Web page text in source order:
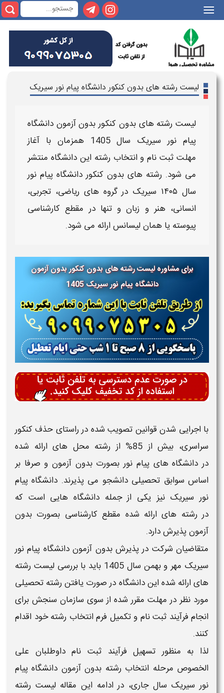
|||
لیست رشته های بدون کنکور دانشگاه پیام نور سیریک
لیست رشته های بدون کنکور بدون آزمون دانشگاه
پیام نور سیریک سال1405 همزمان با آغاز
مهلت ثبت نام و انتخاب رشته ایندانشگاه منتشر
می شود. رشته های بدون کنکور دانشگاه پیام نور
سال ۱۴۰۵
سیریک در گروه های ریاضی، تجربی،
انسانی، هنر و زبان و تنها در مقطع کارشناسی
پیوسته یا همانلیسانسارائه می شود.
برای مشاوره لیست رشته های بدون کنکور بدون آزمون
دانشگاه پیام نورسیریک 1405
با اجرایی شدن قوانین تصویب شده در راستای حذف کنکور
سراسری، بیش از 85% از رشته محل های ارائه شده
در دانشگاه های پیام نور بصورت بدون آزمون و صرفا بر
اساس سوابق تحصیلی دانشجو می پذیرند. دانشگاه پیام
نور سیریک نیز یکی از جمله دانشگاه هایی است که
دررشته هایارائه شده مقطع کارشناسی بصورت بدون
آزمونپذیرش دارد.
متقاضیان شرکت در پذیرش بدون آزمون دانشگاه پیام نور
سیریک مهر و بهمن سال 1405 باید با بررسیلیست رشته
هایارائه شده ایندانشگاه در صورت یافتن رشته تحصیلی
مورد نظر در مهلت مقرر شده از سوی سازمان سنجش برای
انجام فرآیند ثبت نام و تکمیل فرم انتخاب رشتهخود اقدام
کنند.
لذا به منظور تسهیل فرآیند ثبت نامداوطلبان علی
الخصوص مرحله انتخاب رشته بدون آزمون دانشگاه پیام
نور سیریک سال جاری، در ادامه این مقالهلیست رشته